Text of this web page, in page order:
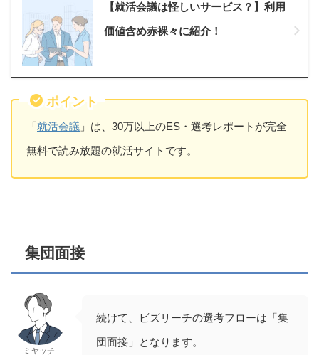
【就活会議は怪しいサービス？】利用
価値含め赤裸々に紹介！
ポイント
「就活会議 」は、30万以上のES・選考レポートが完全
無料で読み放題の就活サイトです。
集団面接
ミヤッチ
続けて、ビズリーチの選考フローは「集
団面接」となります。